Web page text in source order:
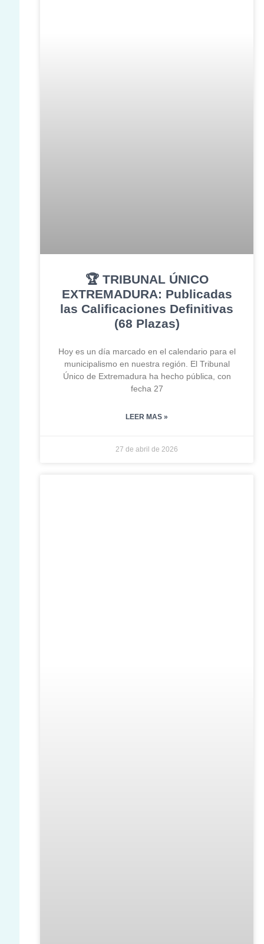
🏆 TRIBUNAL ÚNICO
EXTREMADURA: Publicadas
las Calificaciones Definitivas
(68 Plazas)
Hoy es un día marcado en el calendario para el
municipalismo en nuestra región. El Tribunal
Único de Extremadura ha hecho pública, con
fecha 27
LEER MAS »
27 de abril de 2026